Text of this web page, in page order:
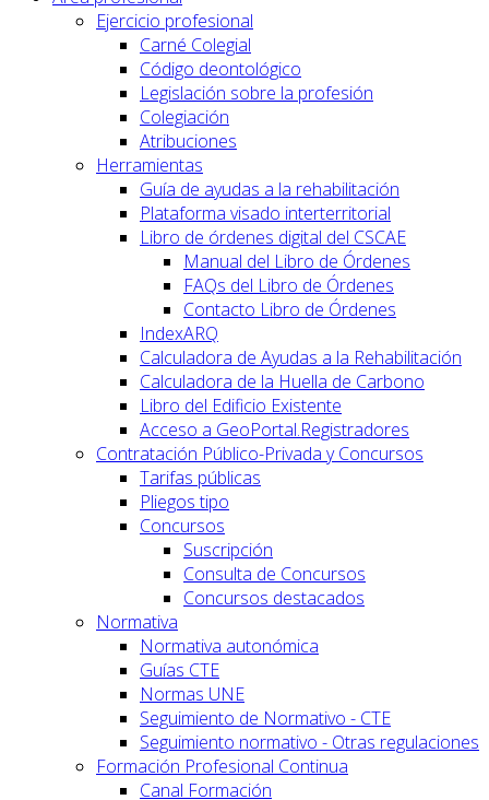
Ejercicio profesional
Carné Colegial
Código deontológico
Legislación sobre la profesión
Colegiación
Atribuciones
Herramientas
Guía de ayudas a la rehabilitación
Plataforma visado interterritorial
Libro de órdenes digital del CSCAE
Manual del Libro de Órdenes
FAQs del Libro de Órdenes
Contacto Libro de Órdenes
IndexARQ
Calculadora de Ayudas a la Rehabilitación
Calculadora de la Huella de Carbono
Libro del Edificio Existente
Acceso a GeoPortal.Registradores
Contratación Público-Privada y Concursos
Tarifas públicas
Pliegos tipo
Concursos
Suscripción
Consulta de Concursos
Concursos destacados
Normativa
Normativa autonómica
Guías CTE
Normas UNE
Seguimiento de Normativo - CTE
Seguimiento normativo - Otras regulaciones
Formación Profesional Continua
Canal Formación